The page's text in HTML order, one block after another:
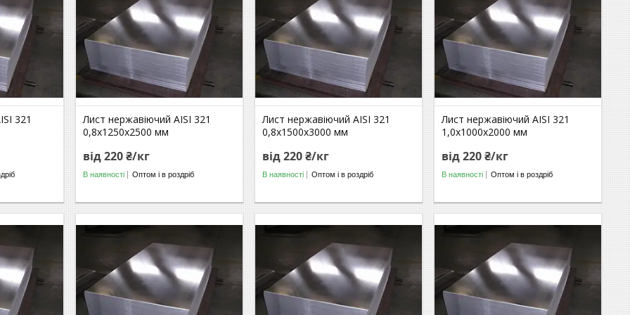
321
Лист нержавіючий AISI 321
0,8х1250х2500 мм
від 220 ₴/кг
В наявності Оптом і в роздріб
Лист нержавіючий AISI 321
0,8х1500х3000 мм
від 220 ₴/кг
В наявності Оптом і в роздріб
Лист нержавіючий AISI 321
1,0х1000х2000 мм
від 220 ₴/кг
В наявності Оптом і в роздріб